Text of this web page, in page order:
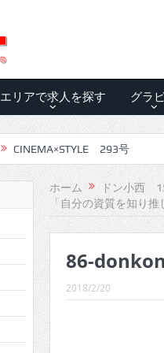
エリアで求人を探す グラ
CINEMA×STYLE 293号
CINEMA×STYLE 292号
CINEMA×STYLE 291号
CINEMA×STYLE 290号
CINEMA×STYLE 289号
CINEMA×STYLE 288号
ホーム
ドン小西
「自分の資質を知り
86-
2018/2/20